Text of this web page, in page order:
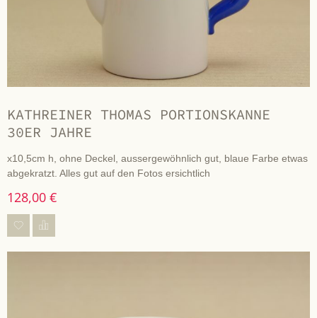
KATHREINER THOMAS PORTIONSKANNE
30ER JAHRE
x10,5cm h, ohne Deckel, aussergewöhnlich gut, blaue Farbe etwas
abgekratzt. Alles gut auf den Fotos ersichtlich
128,00 €